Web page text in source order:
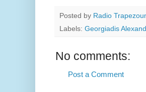
Posted by Radio
Labels: Georgiadis
No comments:
Post a Comment